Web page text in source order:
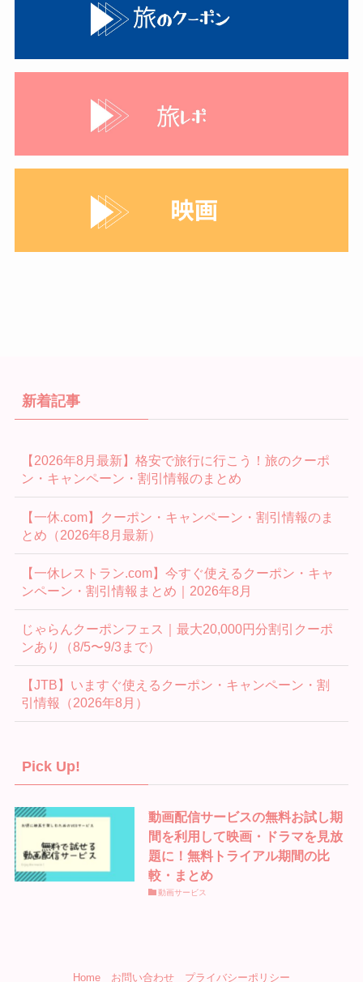
新着記事
【2026年8月最新】格安で旅行に行こう！旅のクーポ
ン・キャンペーン・割引情報のまとめ
【一休.com】クーポン・キャンペーン・割引情報のま
とめ（2026年8月最新）
【一休レストラン.com】今すぐ使えるクーポン・キャ
ンペーン・割引情報まとめ｜2026年8月
じゃらんクーポンフェス｜最大20,000円分割引クーポ
ンあり（8/5〜9/3まで）
【JTB】いますぐ使えるクーポン・キャンペーン・割
引情報（2026年8月）
Pick Up!
動画配信サービスの無料お試し期
間を利用して映画・ドラマを見放
題に！無料トライアル期間の比
較・まとめ
動画サービス
Home お問い合わせ プライバシーポリシー